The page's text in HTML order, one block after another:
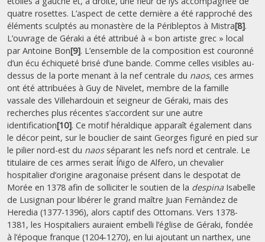
quatre rosettes. L’aspect de cette dernière a été rapproché des
éléments sculptés au monastère de la Péribleptos à Mistra[8].
L’ouvrage de Géraki a été attribué à « bon artiste grec » local
par Antoine Bon[9]. L’ensemble de la composition est couronné
d’un écu échiqueté brisé d’une bande. Comme celles visibles au-
dessus de la porte menant à la nef centrale du naos, ces armes
ont été attribuées à Guy de Nivelet, membre de la famille
vassale des Villehardouin et seigneur de Géraki, mais des
recherches plus récentes s’accordent sur une autre
identification[10]. Ce motif héraldique apparaît également dans
le décor peint, sur le bouclier de saint Georges figuré en pied sur
le pilier nord-est du naosséparant les nefs nord et centrale. Le
titulaire de ces armes serait Íñigo de Alfero, un chevalier
hospitalier d’origine aragonaise présent dans le despotat de
Morée en 1378 afin de solliciter le soutien de la despinaIsabelle
de Lusignan pour libérer le grand maître Juan Fernàndez de
Heredia (1377-1396), alors captif des Ottomans. Vers 1378-
1381, les Hospitaliers auraient embelli l’église de Géraki, fondée
à l’époque franque (1204-1270), en lui ajoutant un narthex, une